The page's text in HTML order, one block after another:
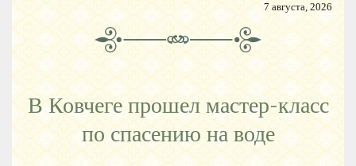
7 августа, 2026
В Ковчеге прошел мастер-класс
по спасению на воде